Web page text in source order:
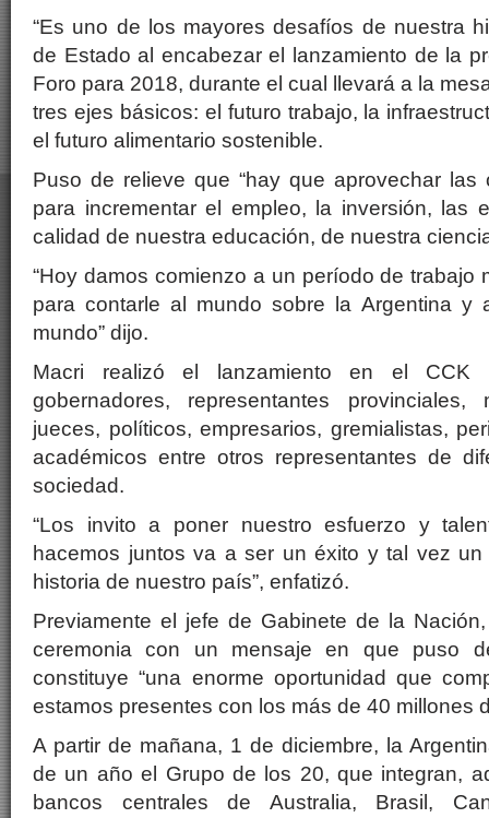
“Es uno de los mayores desafíos de nuestra
de Estado al encabezar el lanzamiento de la
Foro para 2018, durante el cual llevará a la
tres ejes básicos: el futuro trabajo, la
el futuro alimentario sostenible.
Puso de relieve que “hay que aprovechar las
para incrementar el empleo, la inversión, las
calidad de nuestra educación, de nuestra
“Hoy damos comienzo a un período de trabajo
para contarle al mundo sobre la Argentina y
mundo” dijo.
Macri realizó el lanzamiento en el CCK
gobernadores, representantes provinciales,
jueces, políticos, empresarios, gremialistas,
académicos entre otros representantes de
sociedad.
“Los invito a poner nuestro esfuerzo y
hacemos juntos va a ser un éxito y tal vez
historia de nuestro país”, enfatizó.
Previamente el jefe de Gabinete de la
ceremonia con un mensaje en que puso
constituye “una enorme oportunidad que
estamos presentes con los más de 40 millones
A partir de mañana, 1 de diciembre, la
de un año el Grupo de los 20, que integran,
bancos centrales de Australia, Brasil,